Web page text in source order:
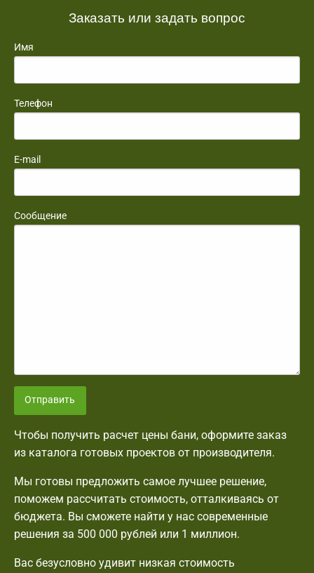
Заказать или задать вопрос
Имя
Телефон
E-mail
Сообщение
Отправить
Чтобы получить расчет цены бани, оформите заказ
из каталога готовых проектов от производителя.
Мы готовы предложить самое лучшее решение,
поможем рассчитать стоимость, отталкиваясь от
бюджета. Вы сможете найти у нас современные
решения за 500 000 рублей или 1 миллион.
Вас безусловно удивит низкая стоимость